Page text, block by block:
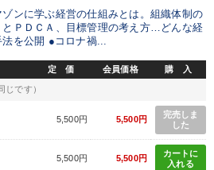
refresh 更新する
イトル）からお探しいただけます
ベンチャー SNS活用
モノづくり 一流人
ンに学ぶ経営の仕組みとは。組織体制の
ＰＤＣＡ、目標管理の考え方…どんな経
を公開 ●コロナ禍...
定 価 会員価格 購 入
じです）
5,500円 5,500円
完売しま
した
5,500円 5,500円
カートに
入れる